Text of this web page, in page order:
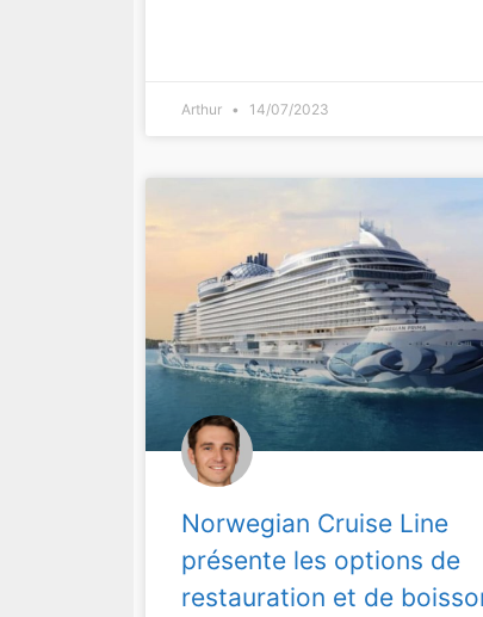
Arthur 14/07/2023
Norwegian Cruise Line
présente les options de
restauration et de